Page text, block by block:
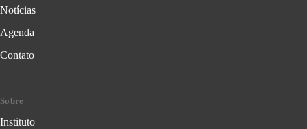
Notícias
Agenda
Contato
Sobre
Instituto